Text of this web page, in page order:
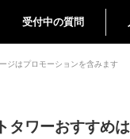
受付中の質問
ジはプロモーションを含みます
タワーおすすめ